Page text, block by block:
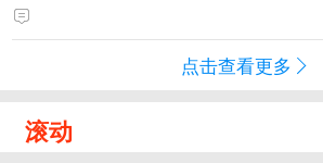
点击查看更多
滚动